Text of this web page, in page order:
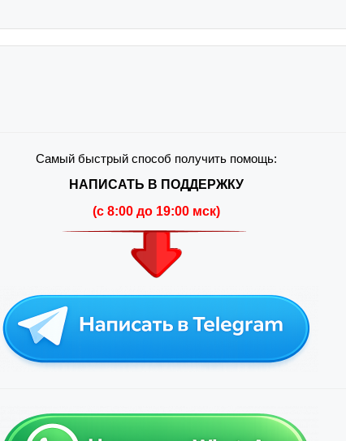
Самый быстрый способ получить помощь:
НАПИСАТЬ В ПОДДЕРЖКУ
(c 8:00 до 19:00 мск)